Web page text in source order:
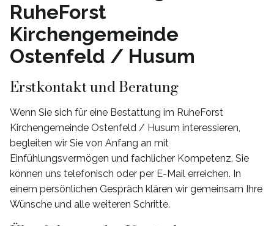
RuheForst
Kirchengemeinde
Ostenfeld / Husum
Erstkontakt und Beratung
Wenn Sie sich für eine Bestattung im RuheForst
Kirchengemeinde Ostenfeld / Husum interessieren,
begleiten wir Sie von Anfang an mit
Einfühlungsvermögen und fachlicher Kompetenz. Sie
können uns telefonisch oder per E-Mail erreichen. In
einem persönlichen Gespräch klären wir gemeinsam Ihre
Wünsche und alle weiteren Schritte.